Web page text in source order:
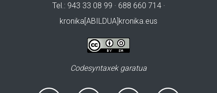
Tel.: 943 33 08 99 · 688 660 714 ·
kronika[ABILDUA]kronika.eus
Codesyntaxek garatua